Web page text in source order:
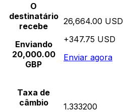
O
destinatário
recebe
Enviando
20,000.00
GBP
26,664.00 USD
+347.75 USD
Enviar agora
Taxa de
câmbio
1.333200